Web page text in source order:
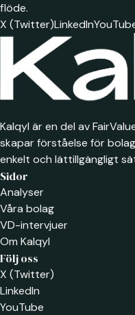
flöde.
X (Twitter)LinkedIn
Kalqyl är en del av
skapar förståelse för
enkelt och lättillgängligt
Sidor
Analyser
Våra bolag
VD-intervjuer
Om Kalqyl
Följ oss
X (Twitter)
LinkedIn
YouTube